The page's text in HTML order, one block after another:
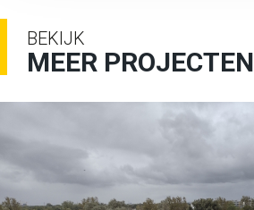
BEKIJK
MEER PROJECTEN